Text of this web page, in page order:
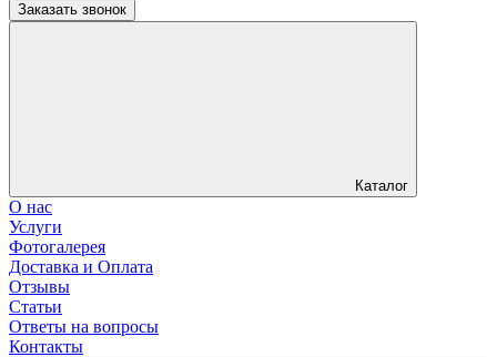
Заказать звонок
Каталог
О нас
Услуги
Фотогалерея
Доставка и Оплата
Отзывы
Статьи
Ответы на вопросы
Контакты